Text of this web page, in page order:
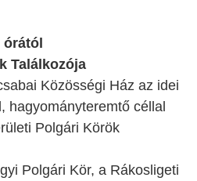
Találkozója
Közösségi Ház az idei
hagyományteremtő céllal
Polgári Körök
Polgári Kör, a Rákosligeti